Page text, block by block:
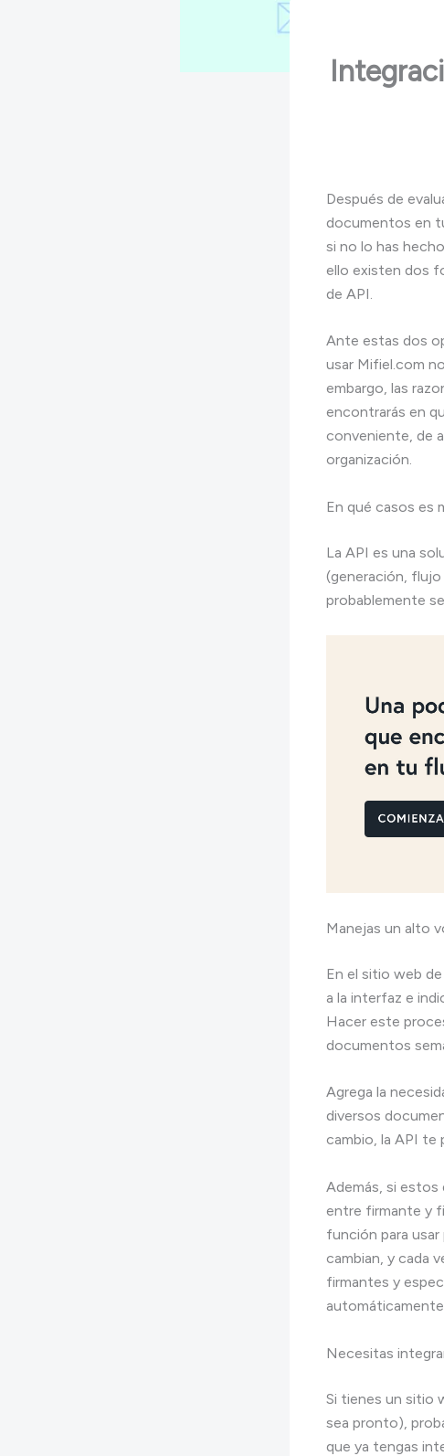
Después de
documentos en
si no lo has
ello existen dos
de API.
Ante estas dos
usar Mifiel.com
embargo, las
encontrarás en
conveniente, de
organización.
En qué casos es
La API es una
(generación,
probablemente
Manejas un alto
En el sitio web
a la interfaz e
Hacer este
documentos
Agrega la
diversos
cambio, la API te
Además, si estos
entre firmante y
función para
cambian, y cada
firmantes y
Necesitas
Si tienes un sitio
sea pronto),
que ya tengas